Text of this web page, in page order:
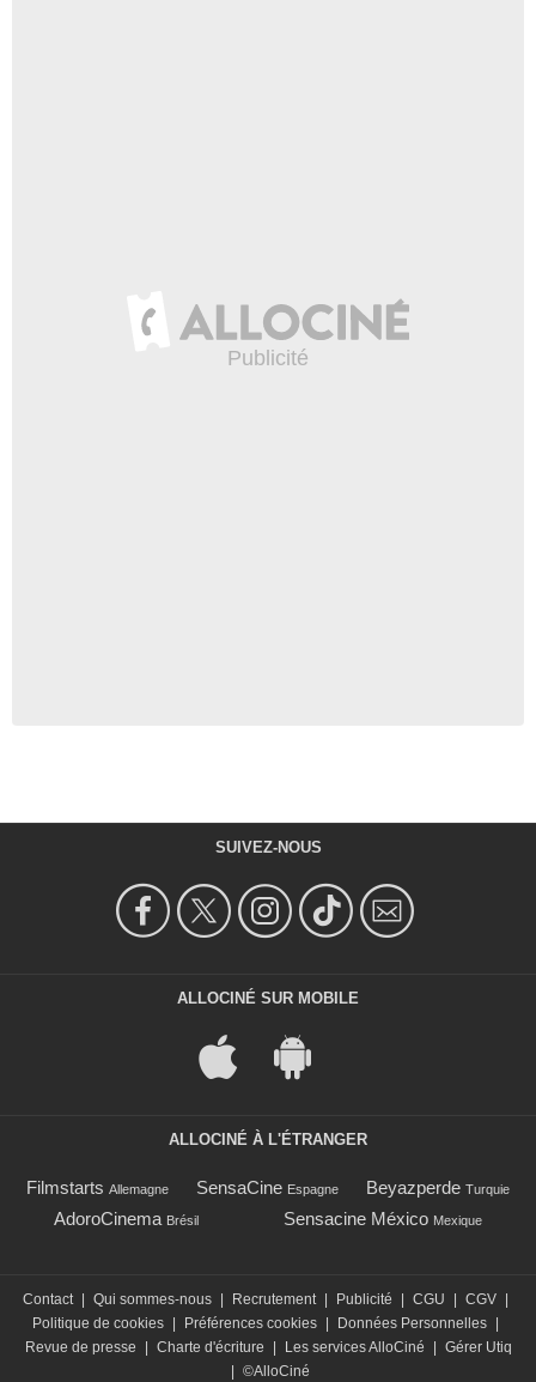
SUIVEZ-NOUS
ALLOCINÉ SUR MOBILE
ALLOCINÉ À L'ÉTRANGER
Filmstarts Allemagne SensaCine Espagne Beyazperde Turquie
AdoroCinema Brésil Sensacine México Mexique
Contact Qui sommes-nous Recrutement Publicité CGU CGV
Politique de cookies
Préférences cookies Données Personnelles
Revue de presse
Charte d'écriture Les services AlloCiné
Gérer Utiq
©AlloCiné